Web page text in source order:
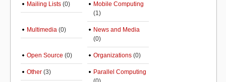
Mailing Lists (0)
Mobile Computing
(1)
Multimedia (0)
News and Media
(0)
Open Source (0) Organizations (0)
Other (3)
Parallel Computing